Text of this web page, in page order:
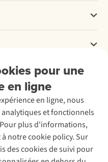
pour une
en ligne
en ligne, nous
et fonctionnels
plus d'informations,
notre cookie policy. Sur
des cookies de suivi pour